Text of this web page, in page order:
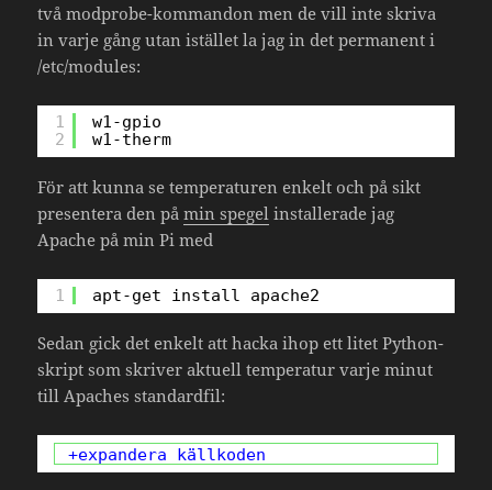
två modprobe-kommandon men de vill inte skriva
in varje gång utan istället la jag in det permanent i
/etc/modules:
1
2
w1-gpio
w1-therm
För att kunna se temperaturen enkelt och på sikt
presentera den påmin spegel installerade jag
Apache på min Pi med
1 apt-get install apache2
Sedan gick det enkelt att hacka ihop ett litet Python-
skript som skriver aktuell temperatur varje minut
till Apaches standardfil:
+expandera källkoden